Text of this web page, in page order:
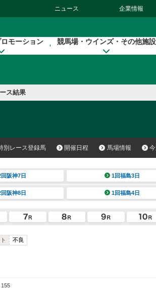
ニュース 企業情報
モーション 競馬場・ウインズ・その他施設
ス結果
別レース登録馬 開催日程 馬場情報
回阪神7日 1回福島3日
回阪神8日 1回福島4日
不良
155